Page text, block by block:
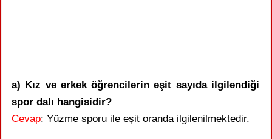
a) Kız ve erkek öğrencilerin eşit sayıda ilgilendiği
spor dalı hangisidir?
Cevap: Yüzme sporu ile eşit oranda ilgilenilmektedir.